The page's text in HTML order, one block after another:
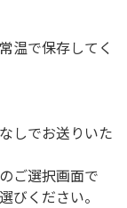
温で保存してく
しでお送りいた
ご選択画面で
びください。